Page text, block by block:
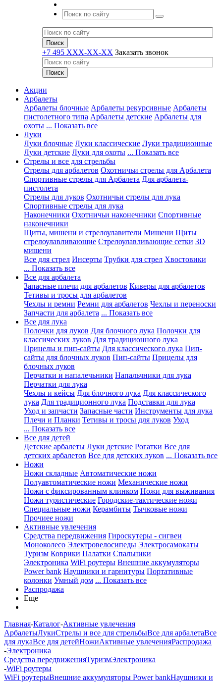
+7 495 XXX-XX-XX Заказать звонок
Акции
Арбалеты
Арбалеты блочные Арбалеты рекурсивные Арбалеты
пистолетного типа Арбалеты детские Арбалеты для
охоты ... Показать все
Луки
Луки блочные Луки классические Луки традиционные
Луки детские Луки для охоты ... Показать все
Стрелы и все для стрельбы
Стрелы для арбалетов Охотничьи стрелы для Арбалета
Спортивные стрелы для Арбалета Для арбалета-
пистолета
Стрелы для луков Охотничьи стрелы для лука
Спортивные стрелы для лука
Наконечники Охотничьи наконечники Спортивные
наконечники
Щиты, мишени и стрелоулавители Мишени Щиты
стрелоулавливающие Стрелоулавливающие сетки 3D
мишени
Все для стрел Инсерты Трубки для стрел Хвостовики
... Показать все
Все для арбалета
Запасные плечи для арбалетов Киверы для арбалетов
Тетивы и тросы для арбалетов
Чехлы и ремни Ремни для арбалетов Чехлы и переноски
Запчасти для арбалета ... Показать все
Все для лука
Полочки для луков Для блочного лука Полочки для
классических луков Для традиционного лука
Прицелы и пип-сайты Для классического лука Пип-
сайты для блочных луков Пип-сайты Прицелы для
блочных луков
Перчатки и напалечьники Напальчники для лука
Перчатки для лука
Чехлы и кейсы Для блочного лука Для классического
лука Для традиционного лука Подставки для лука
Уход и запчасти Запасные части Инструменты для лука
Плечи и Планки Тетивы и тросы для луков Уход
... Показать все
Все для детей
Детские арбалеты Луки детские Рогатки Все для
детских арбалетов Все для детских луков ... Показать все
Ножи
Ножи складные Автоматические ножи
Полуавтоматические ножи Механические ножи
Ножи с фиксированным клинком Ножи для выживания
Ножи туристические Городские-тактические ножи
Специальные ножи Керамбиты Тычковые ножи
Прочиее ножи
Активные увлечения
Средства передвижения Гироскутеры - сигвеи
Моноколесо Электровелосипеды Электросамокаты
Туризм Коврики Палатки Спальники
Электроника WiFi роутеры Внешние аккумуляторы
Power bank Наушники и гарнитуры Портативные
колонки Умный дом ... Показать все
Распродажа
Еще
Главная-Каталог-Активные увлечения
АрбалетыЛукиСтрелы и все для стрельбыВсе для арбалетаВсе
для лукаВсе для детейНожиАктивные увлеченияРаспродажа
-Электроника
Средства передвиженияТуризмЭлектроника
-WiFi роутеры
WiFi роутерыВнешние аккумуляторы Power bankНаушники и